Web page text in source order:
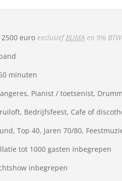
euro exclusiefBUMA en 9% BTW
minuten
Pianist / toetsenist,
Bedrijfsfeest, Cafe of
Top 40, Jaren 70/80,
tot 1000 gasten inbegrepen
inbegrepen